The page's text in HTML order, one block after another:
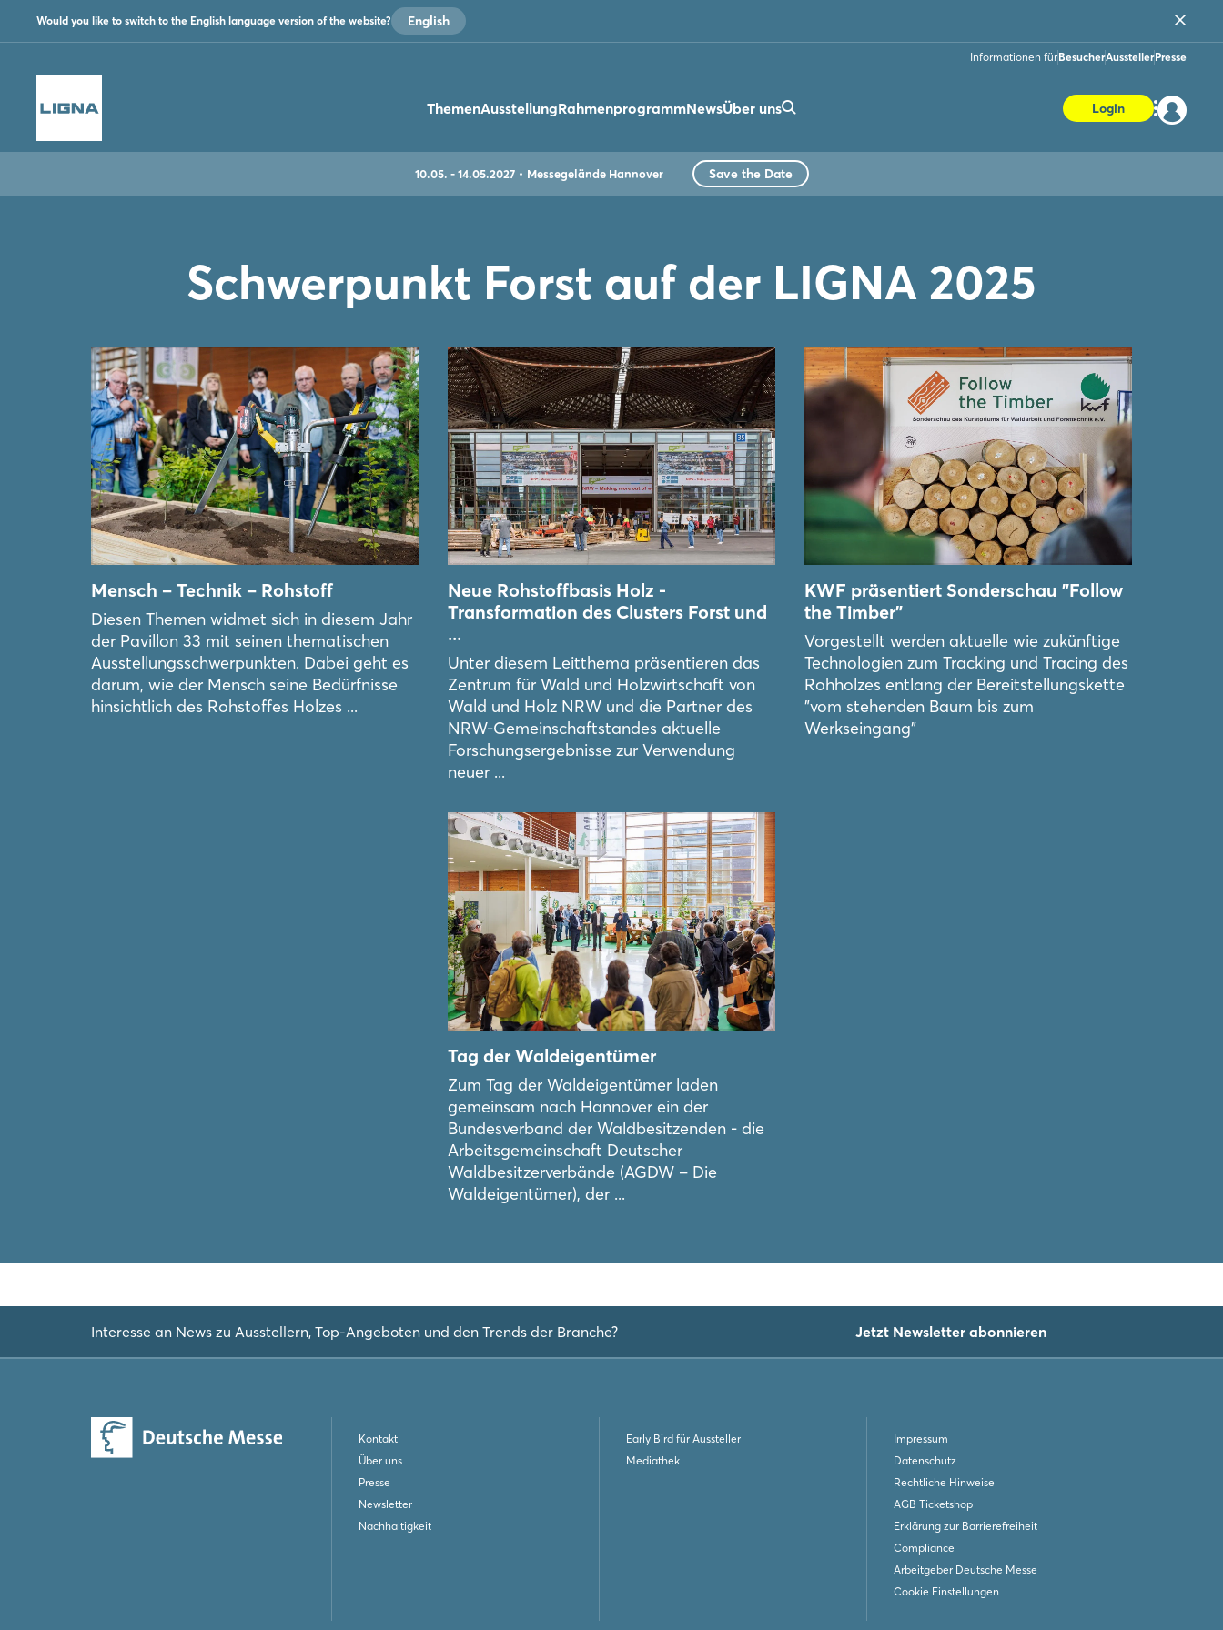
Would you like to switch to the English language version of the website? English
Informationen fürBesucherAusstellerPresse
ThemenAusstellungRahmenprogrammNewsÜber uns Login
10.05. - 14.05.2027 Messegelände Hannover Save the Date
Schwerpunkt Forst auf der LIGNA 2025
Mensch – Technik – Rohstoff
Diesen Themen widmet sich in diesem Jahr
der Pavillon 33 mit seinen thematischen
Ausstellungsschwerpunkten. Dabei geht es
darum, wie der Mensch seine Bedürfnisse
hinsichtlich des Rohstoffes Holzes ...
Neue Rohstoffbasis Holz -
Transformation des Clusters Forst und
...
Unter diesem Leitthema präsentieren das
Zentrum für Wald und Holzwirtschaft von
Wald und Holz NRW und die Partner des
NRW-Gemeinschaftstandes aktuelle
Forschungsergebnisse zur Verwendung
neuer ...
KWF präsentiert Sonderschau "Follow
the Timber"
Vorgestellt werden aktuelle wie zukünftige
Technologien zum Tracking und Tracing des
Rohholzes entlang der Bereitstellungskette
"vom stehenden Baum bis zum
Werkseingang"
Tag der Waldeigentümer
Zum Tag der Waldeigentümer laden
gemeinsam nach Hannover ein der
Bundesverband der Waldbesitzenden - die
Arbeitsgemeinschaft Deutscher
Waldbesitzerverbände (AGDW – Die
Waldeigentümer), der ...
Interesse an News zu Ausstellern, Top-Angeboten und den Trends der Branche? Jetzt Newsletter abonnieren
Kontakt
Über uns
Presse
Newsletter
Nachhaltigkeit
Early Bird für Aussteller
Mediathek
Impressum
Datenschutz
Rechtliche Hinweise
AGB Ticketshop
Erklärung zur Barrierefreiheit
Compliance
Arbeitgeber Deutsche Messe
Cookie Einstellungen
Login
Einloggen
Passwort vergessen?
Noch nicht angemeldet?
Jetzt registrieren